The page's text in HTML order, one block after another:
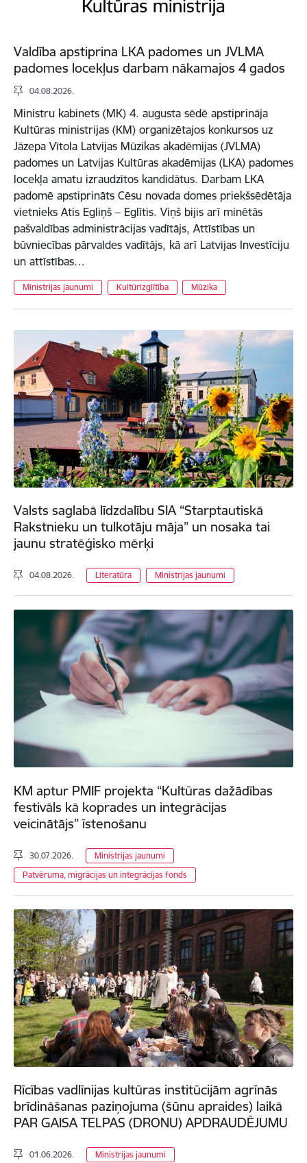
Valdība apstiprina LKA padomes un JVLMA
padomes locekļus darbam nākamajos 4 gados
04.08.2026.
Ministru kabinets (MK) 4. augusta sēdē apstiprināja
Kultūras ministrijas (KM) organizētajos konkursos uz
Jāzepa Vītola Latvijas Mūzikas akadēmijas (JVLMA)
padomes un Latvijas Kultūras akadēmijas (LKA) padomes
locekļa amatu izraudzītos kandidātus. Darbam LKA
padomē apstiprināts Cēsu novada domes priekšsēdētāja
vietnieks Atis Egliņš – Eglītis. Viņš bijis arī minētās
pašvaldības administrācijas vadītājs, Attīstības un
būvniecības pārvaldes vadītājs, kā arī Latvijas Investīciju
un attīstības…
Ministrijas jaunumi Kultūrizglītība Mūzika
Valsts saglabā līdzdalību SIA “Starptautiskā
Rakstnieku un tulkotāju māja” un nosaka tai
jaunu stratēģisko mērķi
04.08.2026. Literatūra Ministrijas jaunumi
KM aptur PMIF projekta “Kultūras dažādības
festivāls kā koprades un integrācijas
veicinātājs” īstenošanu
30.07.2026.
Ministrijas jaunumi
Patvēruma, migrācijas un integrācijas fonds
Rīcības vadlīnijas kultūras institūcijām agrīnās
brīdināšanas paziņojuma (šūnu apraides) laikā
PAR GAISA TELPAS (DRONU) APDRAUDĒJUMU
01.06.2026. Ministrijas jaunumi